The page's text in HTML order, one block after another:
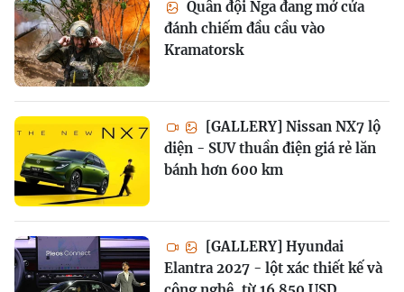
Quân đội Nga đang mở cửa
đánh chiếm đầu cầu vào
Kramatorsk
[GALLERY] Nissan NX7 lộ
diện - SUV thuần điện giá rẻ lăn
bánh hơn 600 km
[GALLERY] Hyundai
Elantra 2027 - lột xác thiết kế và